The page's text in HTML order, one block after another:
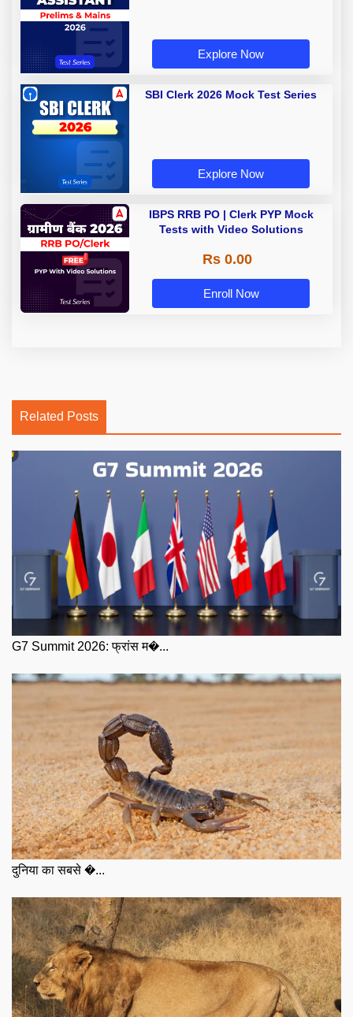
Explore Now
SBI Clerk 2026 Mock Test Series
Explore Now
IBPS RRB PO | Clerk PYP Mock
Tests with Video Solutions
Rs 0.00
Enroll Now
Related Posts
G7 Summit 2026: फ्रांस म�...
दुनिया का सबसे �...